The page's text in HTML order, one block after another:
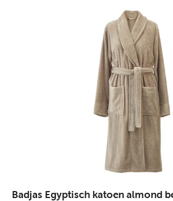
Badjas Egyptisch katoen almond